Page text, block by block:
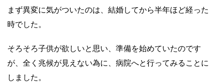
まず異変に気がついたのは、結婚してから半年ほど経った
時でした。
そろそろ子供が欲しいと思い、準備を始めていたのです
が、全く兆候が見えない為に、病院へと行ってみることに
しました。